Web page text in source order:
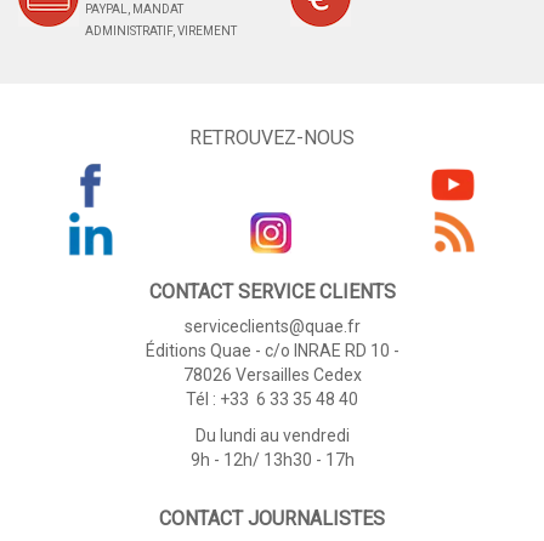
PAYPAL, MANDAT
ADMINISTRATIF, VIREMENT
RETROUVEZ-NOUS
CONTACT SERVICE CLIENTS
serviceclients@quae.fr
Éditions Quae - c/o INRAE RD 10 -
78026 Versailles Cedex
Tél : +33 6 33 35 48 40
Du lundi au vendredi
9h - 12h/ 13h30 - 17h
CONTACT JOURNALISTES